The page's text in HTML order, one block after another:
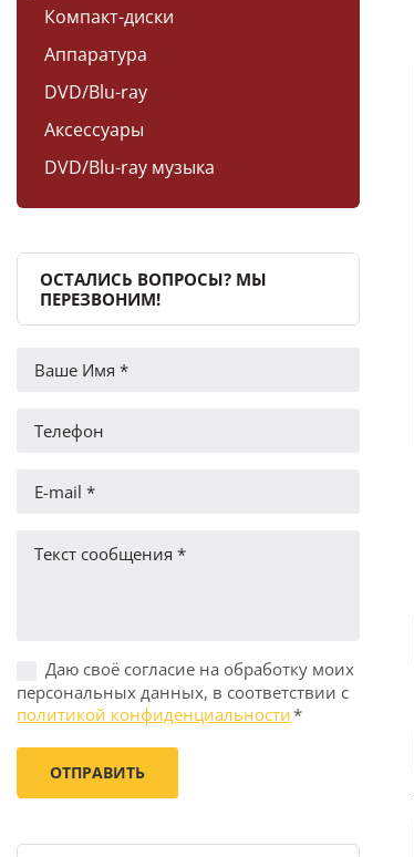
Компакт-диски
Аппаратура
DVD/Blu-ray
Аксессуары
DVD/Blu-ray музыка
ОСТАЛИСЬ ВОПРОСЫ? МЫ
ПЕРЕЗВОНИМ!
Даю своё согласие на обработку моих
персональных данных, в соответствии с
политикой конфиденциальности*